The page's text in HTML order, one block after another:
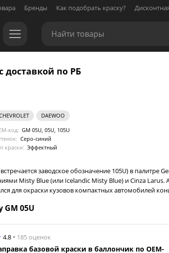
Бренды Как подобрать краску?
доставкой по РБ
DAEWOO
код: GM 05U, 05U, 105U
Серо-синий
краски: Эффектный
заводское обозначение 105U) в
Misty Blue (или Icelandic Misty Blue) и Cinza
для окраски кузовов компактных автомобилей
GM 05U
4.8 185 оценок
базовой краски в баллончик по OEM-